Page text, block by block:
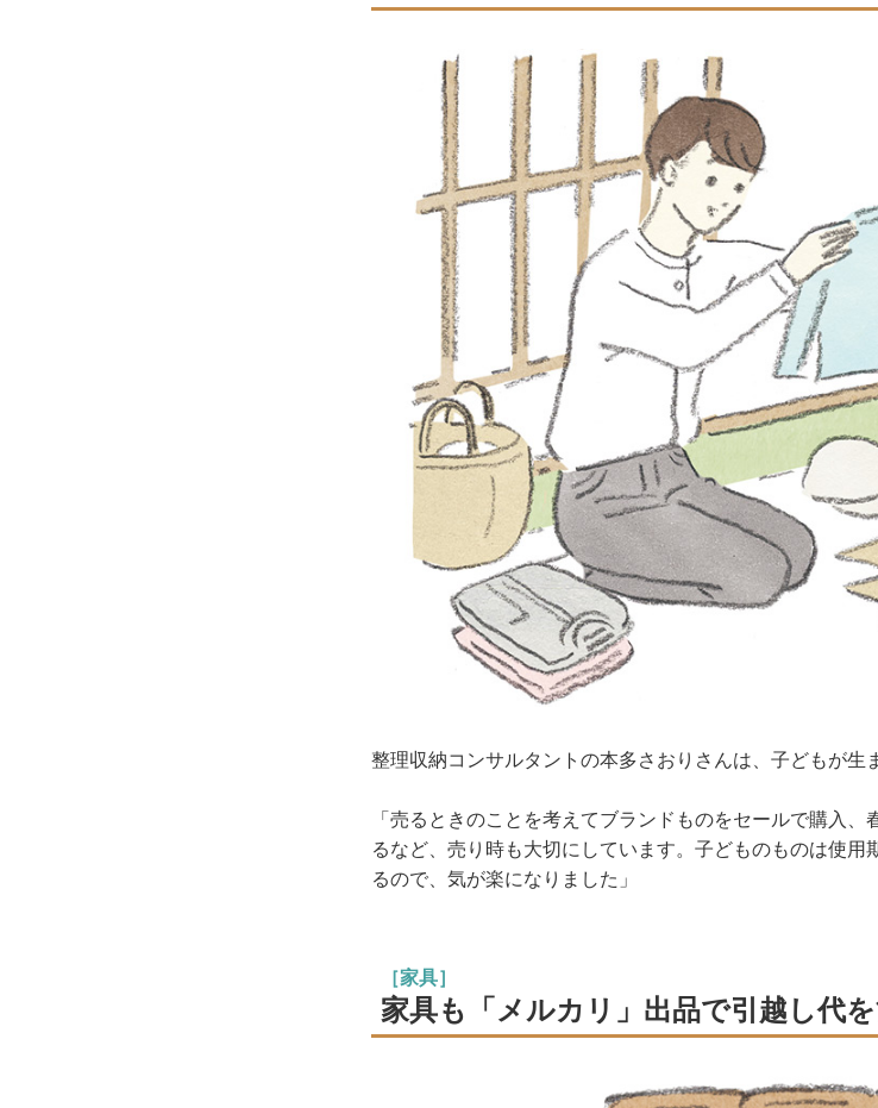
整理収納コンサルタントの本多さおりさんは、子どもが生
「売るときのことを考えてブランドものをセールで購入
るなど、売り時も大切にしています。子どものものは使用
るので、気が楽になりました」
［家具］
家具も「メルカリ」出品で引越し代